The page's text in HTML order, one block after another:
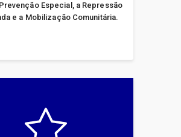
Especial, a Repressão
e a Mobilização Comunitária.
Superintendência do
do Estado do